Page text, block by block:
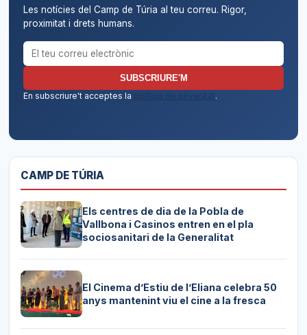
Les notícies del Camp de Túria al teu correu. Rigor,
proximitat i drets humans.
Correu electrònic per al butlletí
SUBSCRIURE'M
En subscriure't acceptes la
política de privacitat.
CAMP DE TÚRIA
Els centres de dia de la Pobla de
Vallbona i Casinos entren en el pla
sociosanitari de la Generalitat
El Cinema d’Estiu de l’Eliana celebra 50
anys mantenint viu el cine a la fresca